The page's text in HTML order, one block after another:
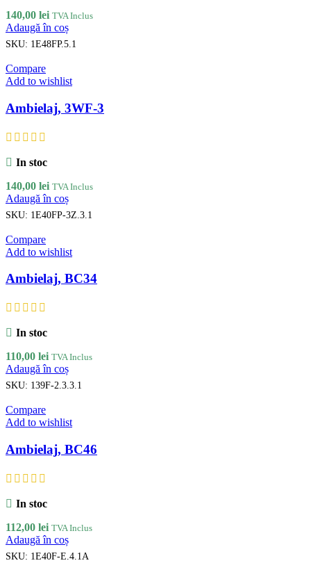
140,00 lei TVA Inclus
Adaugă în coș
SKU: 1E48FP.5.1
Compare
Add to wishlist
Ambielaj, 3WF-3
In stoc
140,00 lei TVA Inclus
Adaugă în coș
SKU: 1E40FP-3Z.3.1
Compare
Add to wishlist
Ambielaj, BC34
In stoc
110,00 lei TVA Inclus
Adaugă în coș
SKU: 139F-2.3.3.1
Compare
Add to wishlist
Ambielaj, BC46
In stoc
112,00 lei TVA Inclus
Adaugă în coș
SKU: 1E40F-E.4.1A